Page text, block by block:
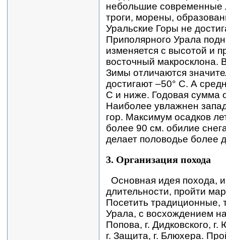
небольшие современные
троги, морены,
Уральские Горы не
Приполярного Урала
изменяется с высотой и
восточный макросклона.
Зимы отличаются
достигают –50° С. А
С и ниже. Годовая сумма
Наиболее увлажнен
гор. Максимум осадков
более 90 см. обилие
делает половодье более
3. Организация похода
Основная идея похода,
длительности, пройти
Посетить традиционные,
Урала, с восхождением
Попова, г. Дидковского,
г. Защита, г. Блюхера.